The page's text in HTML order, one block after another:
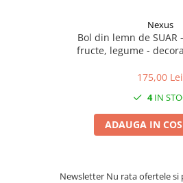
Nexus
Bol din lemn de
fructe, legume -
175,00 Lei
4IN
ADAUGA IN COS
Newsletter Nu rata ofertele